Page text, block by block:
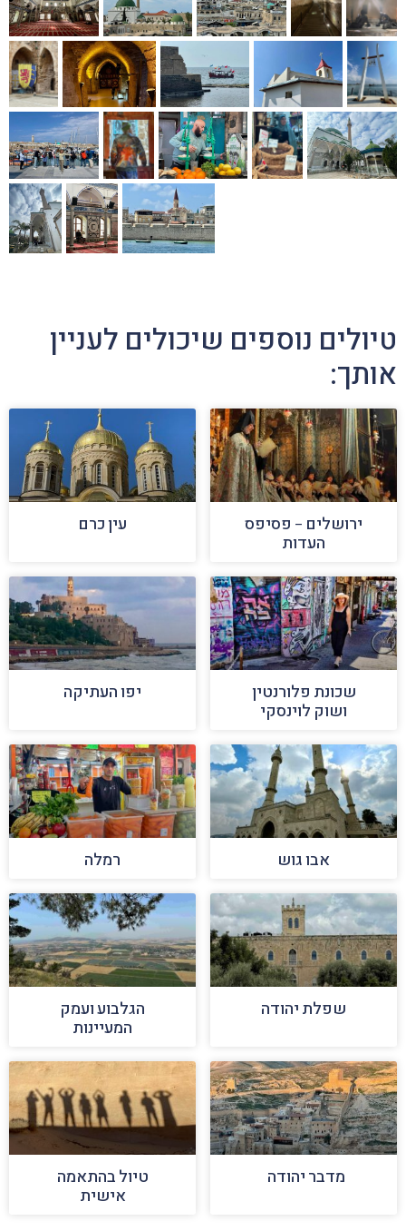
טיולים נוספים שיכולים לעניין
אותך:
ירושלים – פסיפס
העדות
עין כרם
שכונת פלורנטין
ושוק לוינסקי
יפו העתיקה
אבו גוש רמלה
שפלת יהודה
הגלבוע ועמק
המעיינות
מדבר יהודה
טיול בהתאמה
אישית